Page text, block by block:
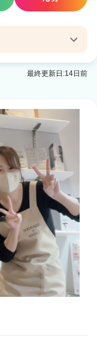
最終更新日:14日前